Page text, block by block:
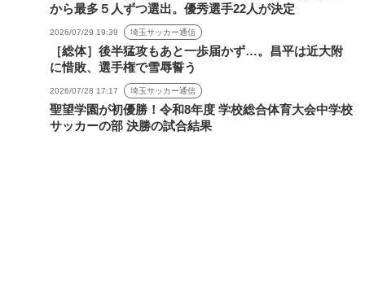
から最多５人ずつ選出。優秀選手22人が決定
2026/07/29 19:39 埼玉サッカー通信
［総体］後半猛攻もあと一歩届かず…。昌平は近大附
に惜敗、選手権で雪辱誓う
2026/07/28 17:17 埼玉サッカー通信
聖望学園が初優勝！令和8年度 学校総合体育大会中学校
サッカーの部 決勝の試合結果